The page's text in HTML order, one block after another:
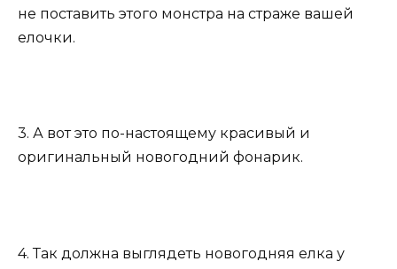
не поставить этого монстра на страже вашей
елочки.
3. А вот это по-настоящему красивый и
оригинальный новогодний фонарик.
4. Так должна выглядеть новогодняя елка у